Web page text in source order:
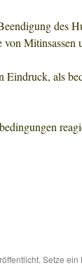
des
Mitinsassen
als
Setze